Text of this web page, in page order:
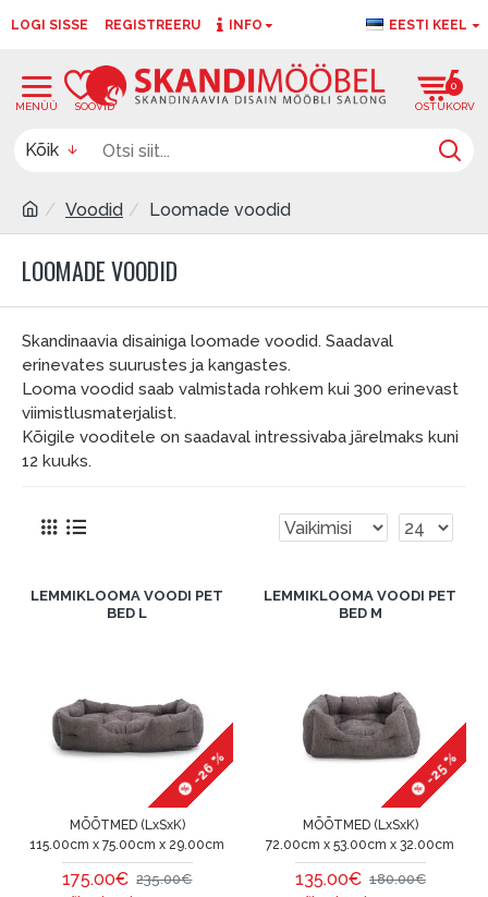
LOGI SISSE REGISTREERU INFO EESTI KEEL
0
Kõik
Voodid Loomade voodid
LOOMADE VOODID
Skandinaavia disainiga loomade voodid. Saadaval
erinevates suurustes ja kangastes.
Looma voodid saab valmistada rohkem kui 300 erinevast
viimistlusmaterjalist.
Kõigile vooditele on saadaval intressivaba järelmaks kuni
12 kuuks.
LEMMIKLOOMA VOODI PET
BED L
-26 %
MÕÕTMED (LxSxK)
115.00cm x 75.00cm x 29.00cm
175.00€ 235.00€
LEMMIKLOOMA VOODI PET
BED M
-25 %
MÕÕTMED (LxSxK)
72.00cm x 53.00cm x 32.00cm
135.00€ 180.00€